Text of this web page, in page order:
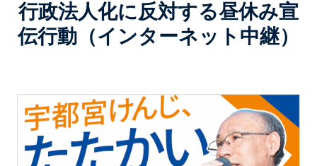
行政法人化に反対する昼休み宣
伝行動（インターネット中継）